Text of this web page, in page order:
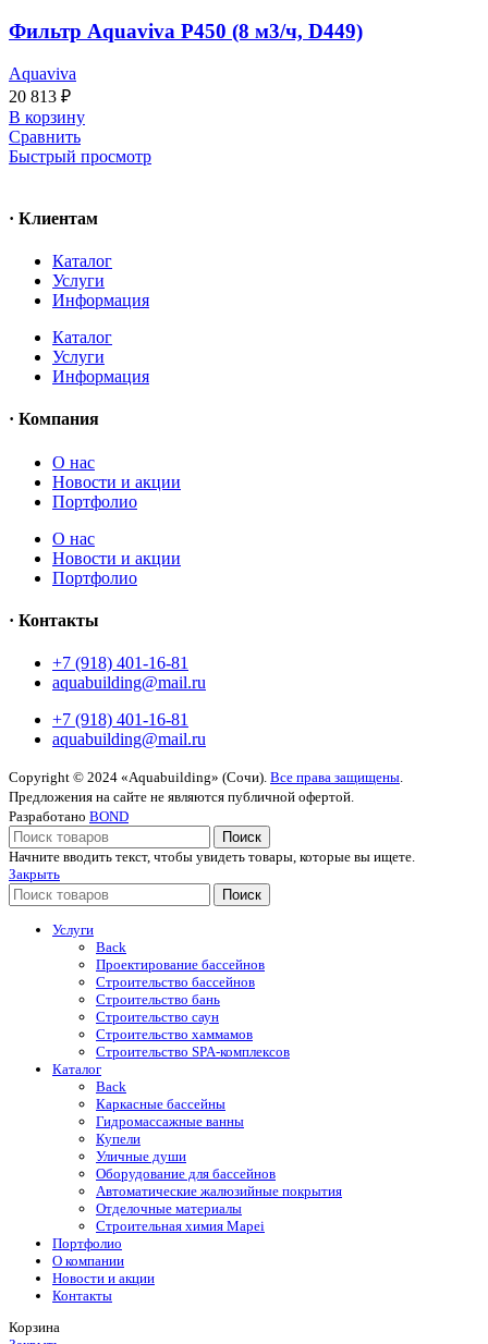
Фильтр Aquaviva P450 (8 м3/ч, D449)
Aquaviva
20 813 ₽
В корзину
Сравнить
Быстрый просмотр
· Клиентам
Каталог
Услуги
Информация
Каталог
Услуги
Информация
· Компания
O нас
Новости и акции
Портфолио
O нас
Новости и акции
Портфолио
· Контакты
+7 (918) 401-16-81
aquabuilding@mail.ru
+7 (918) 401-16-81
aquabuilding@mail.ru
Copyright © 2024 «Aquabuilding» (Сочи). Все права защищены.
Предложения на сайте не являются публичной офертой.
Разработано BOND
Поиск
Начните вводить текст, чтобы увидеть товары, которые вы ищете.
Закрыть
Поиск
Услуги
Back
Проектирование бассейнов
Строительство бассейнов
Строительство бань
Строительство саун
Строительство хаммамов
Строительство SPA-комплексов
Каталог
Back
Каркасные бассейны
Гидромассажные ванны
Купели
Уличные души
Оборудование для бассейнов
Автоматические жалюзийные покрытия
Отделочные материалы
Строительная химия Mapei
Портфолио
O компании
Новости и акции
Контакты
Корзина